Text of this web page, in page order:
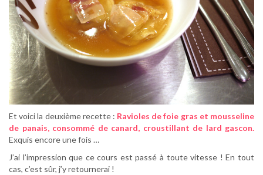
Et voici la deuxième recette : Ravioles de foie gras et mousseline
de panais, consommé de canard, croustillant de lard gascon.
Exquis encore une fois …
J’ai l’impression que ce cours est passé à toute vitesse ! En tout
cas, c’est sûr, j’y retournerai !